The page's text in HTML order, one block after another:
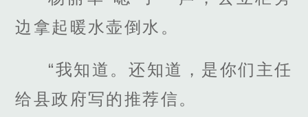
边拿起暖水壶倒水。
“我知道。还知道，是你们主任
给县政府写的推荐信。